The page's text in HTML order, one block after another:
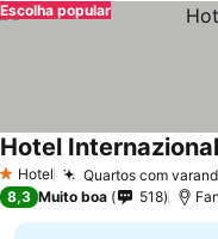
Escolha popular
1 Estrelas
Hotel Quartos com
Hotel
8,3 Muito boa 518